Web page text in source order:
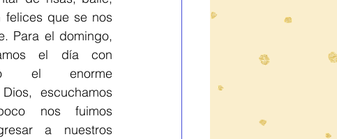
felices que se nos
Para el domingo,
el día con
el enorme
escuchamos
nos fuimos
a nuestros